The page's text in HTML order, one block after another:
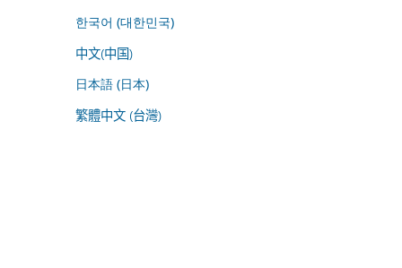
한국어 (대한민국)
中文(中国)
日本語 (日本)
繁體中文 (台灣)